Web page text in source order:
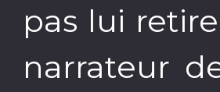
pas lui
narrateur